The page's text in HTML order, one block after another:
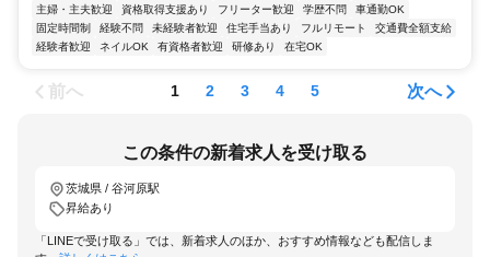
主婦・主夫歓迎
資格取得支援あり フリーター歓迎 学歴不問
車通勤OK
固定時間制
経験不問 未経験者歓迎 住宅手当あり フルリモート
交通費全額支給
経験者歓迎
ネイルOK 有資格者歓迎 研修あり 在宅OK
前へ 1 2 3 4 5 次へ
この条件の新着求人を受け取る
茨城県 / 谷河原駅
昇給あり
「LINEで受け取る」では、新着求人のほか、おすすめ情報なども配信しま